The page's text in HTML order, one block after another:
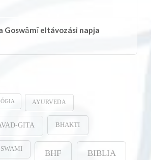
Goswāmī eltávozási napja
AYURVEDA
GITA BHAKTI
BHF BIBLIA